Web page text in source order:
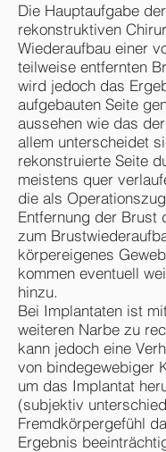
Die Hauptaufgabe
rekonstruktiven
Wiederaufbau einer
teilweise entfernten
wird jedoch das
aufgebauten Seite
aussehen wie das
allem unterscheidet
rekonstruierte Seite
meistens quer
die als
Entfernung der Brust
zum
körpereigenes
kommen eventuell
hinzu.
Bei Implantaten ist
weiteren Narbe zu
kann jedoch eine
von bindegewebiger
um das Implantat
(subjektiv
Fremdkörpergefühl
Ergebnis